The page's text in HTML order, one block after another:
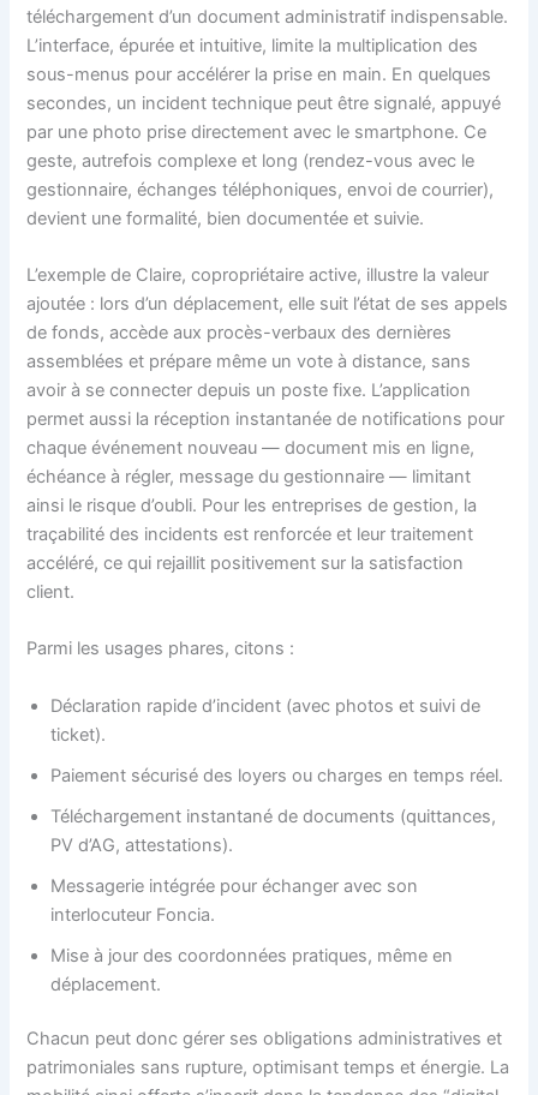
téléchargement d’un document administratif indispensable.
L’interface, épurée et intuitive, limite la multiplication des
sous-menus pour accélérer la prise en main. En quelques
secondes, un incident technique peut être signalé, appuyé
par une photo prise directement avec le smartphone. Ce
geste, autrefois complexe et long (rendez-vous avec le
gestionnaire, échanges téléphoniques, envoi de courrier),
devient une formalité, bien documentée et suivie.
L’exemple de Claire, copropriétaire active, illustre la valeur
ajoutée : lors d’un déplacement, elle suit l’état de ses appels
de fonds, accède aux procès-verbaux des dernières
assemblées et prépare même un vote à distance, sans
avoir à se connecter depuis un poste fixe. L’application
permet aussi la réception instantanée de notifications pour
chaque événement nouveau — document mis en ligne,
échéance à régler, message du gestionnaire — limitant
ainsi le risque d’oubli. Pour les entreprises de gestion, la
traçabilité des incidents est renforcée et leur traitement
accéléré, ce qui rejaillit positivement sur la satisfaction
client.
Parmi les usages phares, citons :
Déclaration rapide d’incident (avec photos et suivi de
ticket).
Paiement sécurisé des loyers ou charges en temps réel.
Téléchargement instantané de documents (quittances,
PV d’AG, attestations).
Messagerie intégrée pour échanger avec son
interlocuteur Foncia.
Mise à jour des coordonnées pratiques, même en
déplacement.
Chacun peut donc gérer ses obligations administratives et
patrimoniales sans rupture, optimisant temps et énergie. La